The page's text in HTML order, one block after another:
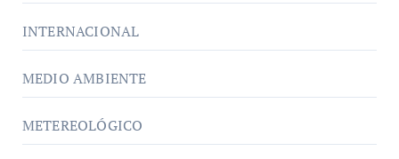
INTERNACIONAL
MEDIO AMBIENTE
METEREOLÓGICO